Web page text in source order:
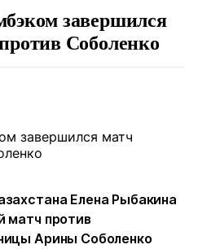
завершился
Соболенко
Елена Рыбакина
матч против
Арины Соболенко